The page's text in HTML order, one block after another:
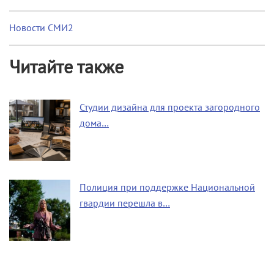
Новости СМИ2
Читайте также
Студии дизайна для проекта загородного
дома…
Полиция при поддержке Национальной
гвардии перешла в…